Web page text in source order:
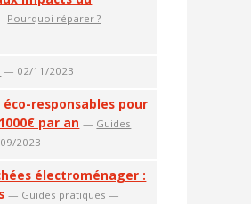
Pourquoi réparer ? —
— 02/11/2023
éco-responsables pour
par an — Guides
2023
électroménager :
— Guides pratiques —